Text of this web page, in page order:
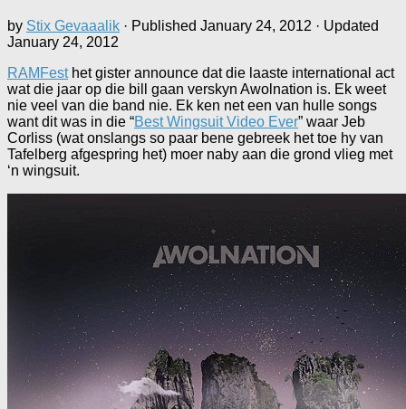
by Stix Gevaaalik · Published January 24, 2012 · Updated
January 24, 2012
RAMFesthet gister announce dat die laaste international act
wat die jaar op die bill gaan verskyn Awolnation is. Ek weet
nie veel van die band nie. Ek ken net een van hulle songs
want dit was in die “Best Wingsuit Video Ever” waar Jeb
Corliss (wat onslangs so paar bene gebreek het toe hy van
Tafelberg afgespring het) moer naby aan die grond vlieg met
‘n wingsuit.